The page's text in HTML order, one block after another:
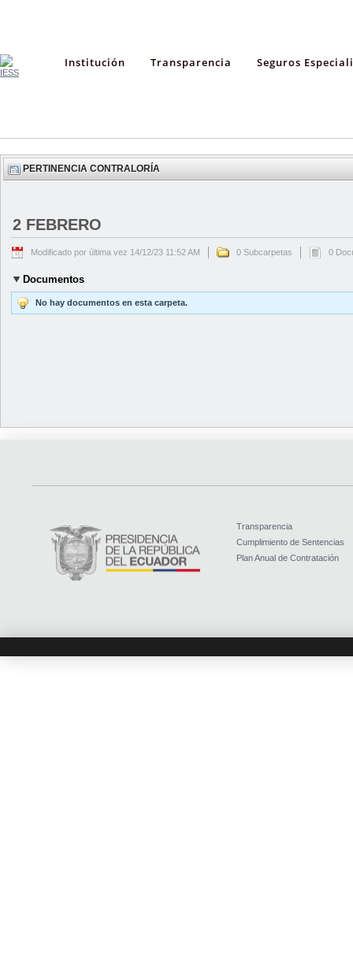
Institución Transparencia Seguros
PERTINENCIA CONTRALORÍA
2 FEBRERO
Modificado por última vez 14/12/23 11:52 AM 0 Subcarpetas 0
Documentos
No hay documentos en esta carpeta.
Transparencia
Cumplimiento de Sentencias
Plan Anual de Contratación